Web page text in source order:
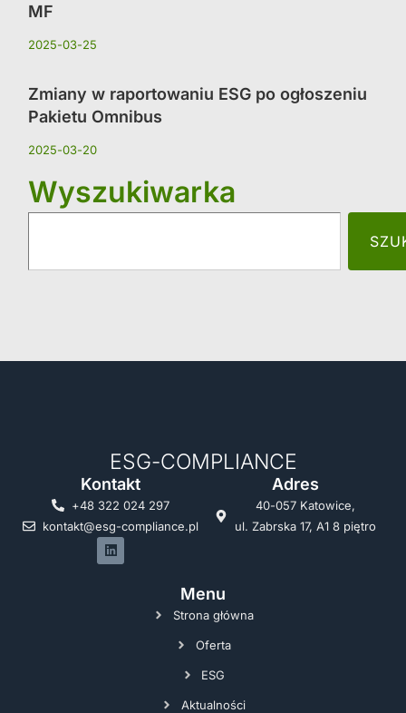
MF
2025-03-25
Zmiany w raportowaniu ESG po ogłoszeniu
Pakietu Omnibus
2025-03-20
Wyszukiwarka
ESG-COMPLIANCE
Kontakt
+48 322 024 297
kontakt@esg-compliance.pl
Adres
40-057 Katowice,
ul. Zabrska 17, A1 8 piętro
Menu
Strona główna
Oferta
ESG
Aktualności